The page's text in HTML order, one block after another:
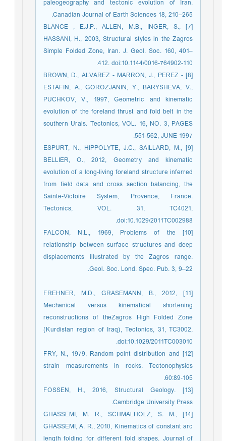
paleogeography and tectonic evolution of Iran.
Canadian Journal of Earth Sciences 18, 210–265.
[7] BLANCE , E.J.P., ALLEN, M.B., INGER, S.,
HASSANI, H., 2003, Structural styles in the Zagros
Simple Folded Zone, Iran. J. Geol. Soc. 160, 401–
412. doi:10.1144/0016-764902-110.
[8] BROWN, D., ALVAREZ - MARRON, J., PEREZ -
ESTAFIN, A., GOROZJANIN, Y., BARYSHEVA, V.,
PUCHKOV, V., 1997, Geometric and kinematic
evolution of the foreland thrust and fold belt in the
southern Urals. Tectonics, VOL. 16, NO. 3, PAGES
551-562, JUNE 1997.
[9] ESPURT, N., HIPPOLYTE, J.C., SAILLARD, M.,
BELLIER, O., 2012, Geometry and kinematic
evolution of a long-living foreland structure inferred
from field data and cross section balancing, the
Sainte-Victoire System, Provence, France.
Tectonics, VOL. 31, TC4021,
doi:10.1029/2011TC002988.
[10] FALCON, N.L., 1969, Problems of the
relationship between surface structures and deep
displacements illustrated by the Zagros range.
Geol. Soc. Lond. Spec. Pub. 3, 9–22.
[11] FREHNER, M.D., GRASEMANN, B., 2012,
Mechanical versus kinematical shortening
reconstructions of theZagros High Folded Zone
(Kurdistan region of Iraq), Tectonics, 31, TC3002,
doi:10.1029/2011TC003010.
[12] FRY, N., 1979, Random point distribution and
strain measurements in rocks. Tectonophysics
60:89-105.
[13] FOSSEN, H., 2016, Structural Geology.
Cambridge University Press.
[14] GHASSEMI, M. R., SCHMALHOLZ, S. M.,
GHASSEMI, A. R., 2010, Kinematics of constant arc